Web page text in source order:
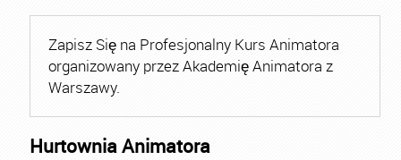
Zapisz Się na Profesjonalny Kurs Animatora
organizowany przez Akademię Animatora z
Warszawy.
Hurtownia Animatora